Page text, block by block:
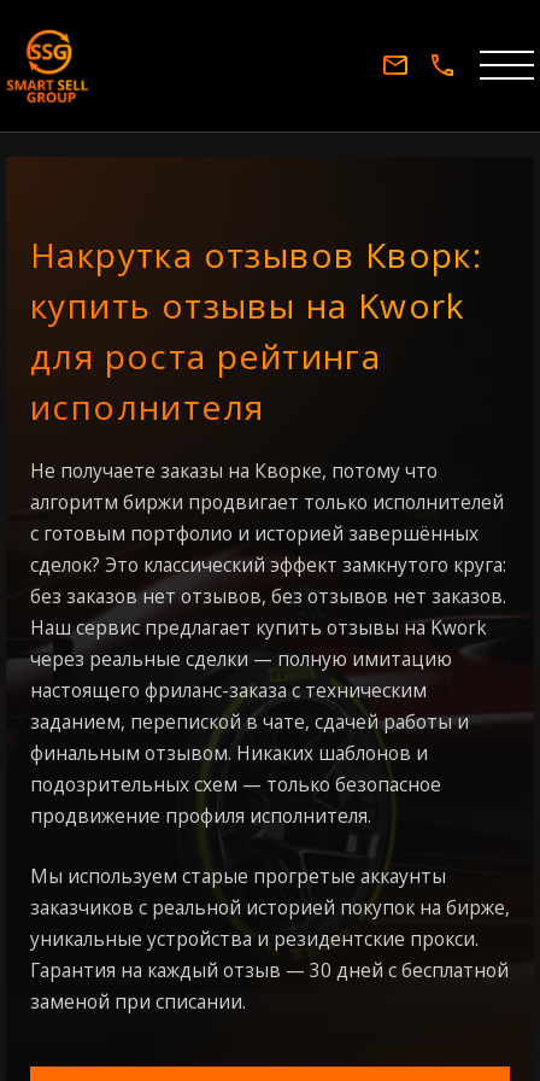
Накрутка отзывов Кворк:
купить отзывы на Kwork
для роста рейтинга
исполнителя
Не получаете заказы на Кворке, потому что
алгоритм биржи продвигает только исполнителей
с готовым портфолио и историей завершённых
сделок? Это классический эффект замкнутого круга:
без заказов нет отзывов, без отзывов нет заказов.
Наш сервис предлагает купить отзывы на Kwork
через реальные сделки — полную имитацию
настоящего фриланс-заказа с техническим
заданием, перепиской в чате, сдачей работы и
финальным отзывом. Никаких шаблонов и
подозрительных схем — только безопасное
продвижение профиля исполнителя.
Мы используем старые прогретые аккаунты
заказчиков с реальной историей покупок на бирже,
уникальные устройства и резидентские прокси.
Гарантия на каждый отзыв — 30 дней с бесплатной
заменой при списании.